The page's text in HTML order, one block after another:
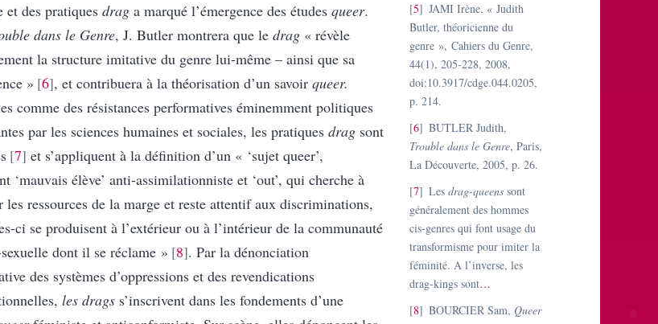
et des pratiques drag a marqué l’émergence des études queer.
dans le Genre, J. Butler montrera que le drag « révèle
la structure imitative du genre lui-même – ainsi que sa
» 6 , et contribuera à la théorisation d’un savoir queer.
comme des résistances performatives éminemment politiques
par les sciences humaines et sociales, les pratiques drag sont
7 et s’appliquent à la définition d’un « ‘sujet queer’,
‘mauvais élève’ anti-assimilationniste et ‘out’, qui cherche à
les ressources de la marge et reste attentif aux discriminations,
ci se produisent à l’extérieur ou à l’intérieur de la communauté
dont il se réclame » 8 . Par la dénonciation
des systèmes d’oppressions et des revendications
les drags s’inscrivent dans les fondements d’une
5
JAMI Irène, « Judith
Butler, théoricienne du
genre », Cahiers du Genre,
44(1), 205-228, 2008,
doi:10.3917/cdge.044.0205,
p. 214.
6
BUTLER Judith,
Trouble dans le Genre, Paris,
La Découverte, 2005, p. 26.
7
Les drag-queens sont
généralement des hommes
cis-genres qui font usage du
transformisme pour imiter la
féminité. A l’inverse, les
drag-kings sont…
8
BOURCIER Sam, Queer